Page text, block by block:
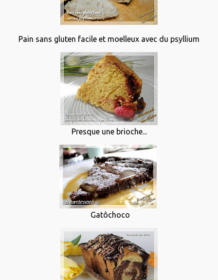
Pain sans gluten facile et moelleux avec du psyllium
Presque une brioche...
Gatôchoco